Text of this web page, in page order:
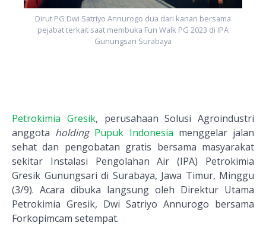
Dirut PG Dwi Satriyo Annurogo dua dari kanan bersama
pejabat terkait saat membuka Fun Walk PG 2023 di IPA
Gunungsari Surabaya
Petrokimia Gresik, perusahaan Solusi Agroindustri
anggota holding Pupuk Indonesia menggelar jalan
sehat dan pengobatan gratis bersama masyarakat
sekitar Instalasi Pengolahan Air (IPA) Petrokimia
Gresik Gunungsari di Surabaya, Jawa Timur, Minggu
(3/9). Acara dibuka langsung oleh Direktur Utama
Petrokimia Gresik, Dwi Satriyo Annurogo bersama
Forkopimcam setempat.